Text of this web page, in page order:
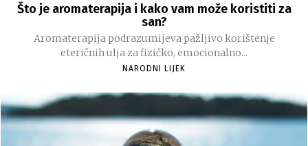
Što je aromaterapija i kako vam može koristiti za
san?
Aromaterapija podrazumijeva pažljivo korištenje
eteričnih ulja za fizičko, emocionalno...
NARODNI LIJEK